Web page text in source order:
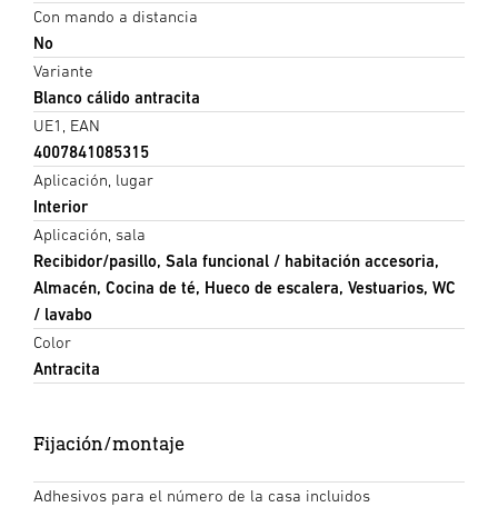
Con mando a distancia
No
Variante
Blanco cálido antracita
UE1, EAN
4007841085315
Aplicación, lugar
Interior
Aplicación, sala
Recibidor/pasillo, Sala funcional / habitación accesoria,
Almacén, Cocina de té, Hueco de escalera, Vestuarios, WC
/ lavabo
Color
Antracita
Fijación/montaje
Adhesivos para el número de la casa incluidos